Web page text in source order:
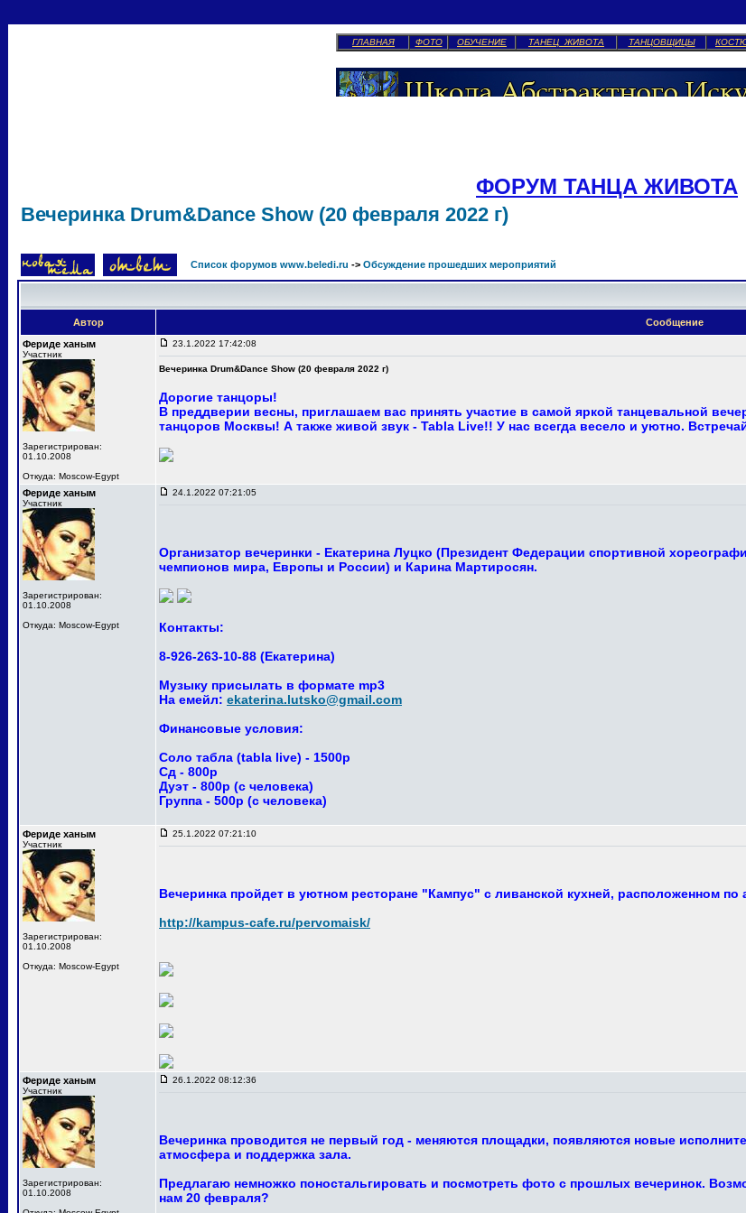
ГЛАВНАЯ ФОТО ОБУЧЕНИЕ ТАНЕЦ ЖИВОТА ТАНЦОВЩИЦЫ
ФОРУМ ТАНЦА ЖИВОТА
Вечеринка Drum&Dance Show (20 февраля 2022 г)
Список форумов www.beledi.ru -> Обсуждение прошедших мероприятий
Автор
Сообщение
Фериде ханым
Участник
Зарегистрирован:
01.10.2008
Откуда: Moscow-Egypt
23.1.2022 17:42:08
Вечеринка Drum&Dance Show (20 февраля 2022 г)
Дорогие танцоры!
В преддверии весны, приглашаем вас принять участие в самой яркой танцевальной
танцоров Москвы! А также живой звук - Tabla Live!! У нас всегда весело и уютно.
Фериде ханым
Участник
Зарегистрирован:
01.10.2008
Откуда: Moscow-Egypt
24.1.2022 07:21:05
Организатор вечеринки - Екатерина Луцко (Президент Федерации спортивной
чемпионов мира, Европы и России) и Карина Мартиросян.
Контакты:
8-926-263-10-88 (Екатерина)
Музыку присылать в формате mp3
На емейл: ekaterina.lutsko@gmail.com
Финансовые условия:
Соло табла (tabla live) - 1500р
Сд - 800р
Дуэт - 800р (с человека)
Группа - 500р (с человека)
Фериде ханым
Участник
Зарегистрирован:
01.10.2008
Откуда: Moscow-Egypt
25.1.2022 07:21:10
Вечеринка пройдет в уютном ресторане "Кампус" с ливанской кухней, расположенном по
http://kampus-cafe.ru/pervomaisk/
Фериде ханым
Участник
Зарегистрирован:
01.10.2008
26.1.2022 08:12:36
Вечеринка проводится не первый год - меняются площадки, появляются новые
атмосфера и поддержка зала.
Предлагаю немножко поностальгировать и посмотреть фото с прошлых вечеринок.
нам 20 февраля?